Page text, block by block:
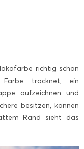
richtig schön
trocknet, ein
aufzeichnen und
besitzen, können
Rand sieht das